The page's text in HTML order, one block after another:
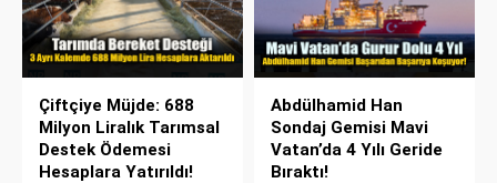
Çiftçiye Müjde: 688
Milyon Liralık Tarımsal
Destek Ödemesi
Hesaplara Yatırıldı!
Abdülhamid Han
Sondaj Gemisi Mavi
Vatan’da 4 Yılı Geride
Bıraktı!